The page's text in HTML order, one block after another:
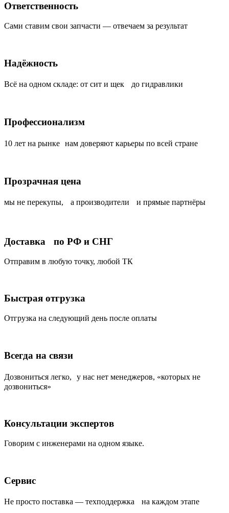
Ответственность
Сами ставим свои запчасти — отвечаем за результат
Надёжность
Всё на одном складе: от сит и щек до гидравлики
Профессионализм
10 лет на рынке нам доверяют карьеры по всей стране
Прозрачная цена
мы не перекупы, а производители и прямые партнёры
Доставка по РФ и СНГ
Отправим в любую точку, любой ТК
Быстрая отгрузка
Отгрузка на следующий день после оплаты
Всегда на связи
Дозвониться легко, у нас нет менеджеров, «которых не
дозвониться»
Консультации экспертов
Говорим с инженерами на одном языке.
Сервис
Не просто поставка — техподдержка на каждом этапе